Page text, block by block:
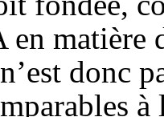
matière
donc